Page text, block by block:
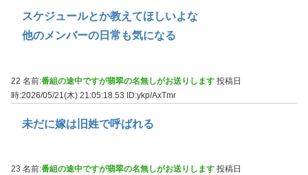
スケジュールとか教えてほしいよな
他のメンバーの日常も気になる
22 名前:番組の途中ですが翡翠の名無しがお送りします 投稿日
時:2026/05/21(木) 21:05:18.53 ID:ykp/AxTmr
未だに嫁は旧姓で呼ばれる
23 名前:番組の途中ですが翡翠の名無しがお送りします 投稿日